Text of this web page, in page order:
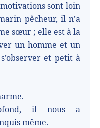
sont loin
pêcheur, il n’a
sœur ; elle est à la
un homme et un
et petit à
il nous a
même.